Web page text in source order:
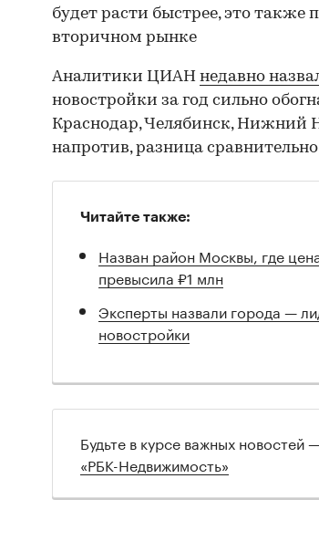
будет расти быстрее, это также
вторичном рынке
Аналитики ЦИАН недавно
новостройки за год сильно
Краснодар, Челябинск, Нижний
напротив, разница
Читайте также:
Назван район Москвы, где
превысила ₽1 млн
Эксперты назвали города —
новостройки
Будьте в курсе важных новостей
«РБК-Недвижимость»